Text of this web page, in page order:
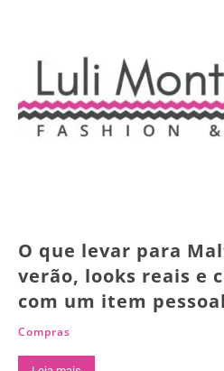
O que levar para
verão, looks reais e
com um item
Compras